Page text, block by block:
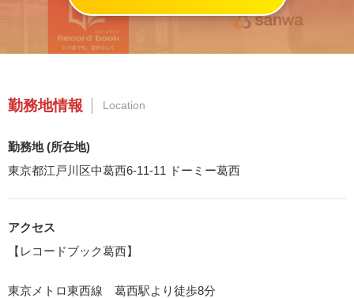
勤務地情報 Location
勤務地 (所在地)
東京都江戸川区中葛西6-11-11 ドーミー葛西
アクセス
【レコードブック葛西】
東京メトロ東西線 葛西駅より徒歩8分